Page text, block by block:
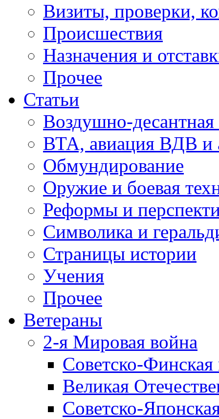
Визиты, проверки,
Происшествия
Назначения и
Прочее
Статьи
Воздушно-десантная
ВТА, авиация ВДВ и
Обмундирование
Оружие и боевая
Реформы и
Символика и
Страницы истории
Учения
Прочее
Ветераны
2-я Мировая война
Советско-
Великая
Советско-